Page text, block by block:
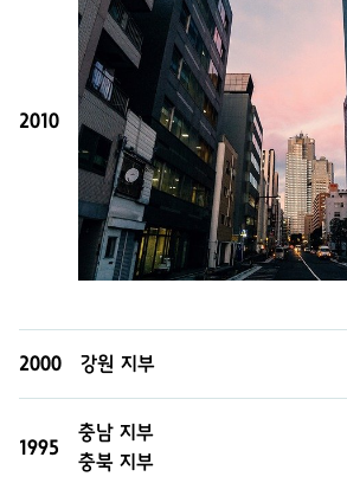
2010
2000 강원 지부
1995
충남 지부
충북 지부